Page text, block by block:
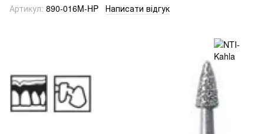
Артикул: 890-016M-HP Написати відгук